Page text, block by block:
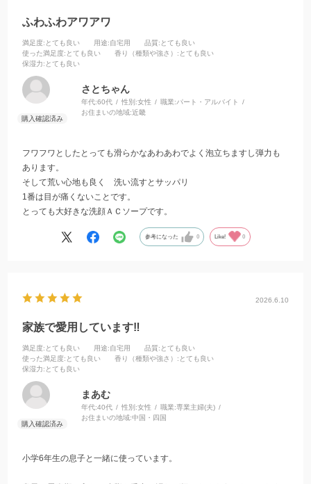
ふわふわアワアワ
満足度:とても良い 用途:自宅用 品質:とても良い
使った満足度:とても良い 香り（種類や強さ） :とても良い
保湿力:とても良い
さとちゃん
年代:60代 性別:女性 職業:パート・アルバイト
お住まいの地域:近畿
フワフワとしたとっても滑らかなあわあわでよく泡立ちますし弾力も
あります。
そして荒い心地も良く 洗い流すとサッパリ
1番は目が痛くないことです。
とっても大好きな洗顔ＡＣソープです。
参考になった 0 Like! 0
2026.6.10
家族で愛用しています‼︎
満足度:とても良い 用途:自宅用 品質:とても良い
使った満足度:とても良い 香り（種類や強さ） :とても良い
保湿力:とても良い
まあむ
年代:40代 性別:女性 職業:専業主婦(夫)
お住まいの地域:中国・四国
小学6年生の息子と一緒に使っています。